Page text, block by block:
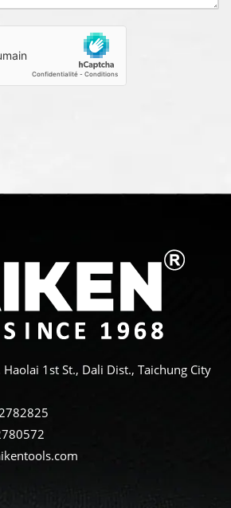
Haolai 1st St., Dali Dist., Taichung City